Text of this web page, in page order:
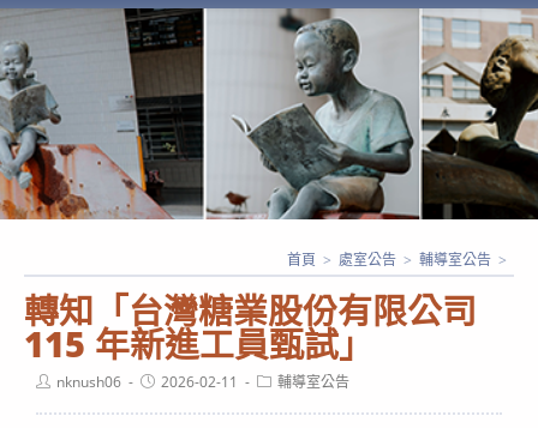
AFFILIATED SENIOR HIGH SCHOOL OF NATIONAL
KAOHSIUNG NORMAL UNIVERSITY
轉知「台灣糖業股份有限公司
115 年新進工員甄試」
首頁 > 處室公告 > 輔導室公告 >
Postnknush06
Post2026-02-11
Post輔導室公告